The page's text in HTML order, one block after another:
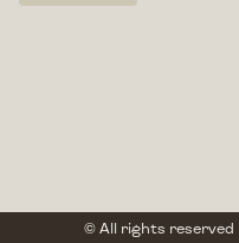
© All rights reserved